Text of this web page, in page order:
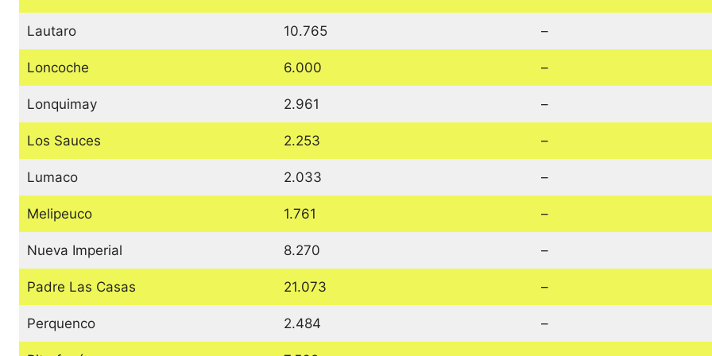
Lautaro 10.765 –
Loncoche 6.000 –
Lonquimay 2.961 –
Los Sauces 2.253 –
Lumaco 2.033 –
Melipeuco 1.761 –
Nueva Imperial 8.270 –
Padre Las Casas 21.073 –
Perquenco 2.484 –